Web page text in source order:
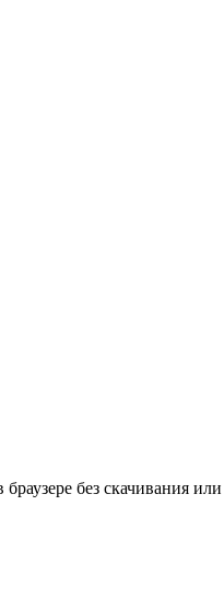
без скачивания